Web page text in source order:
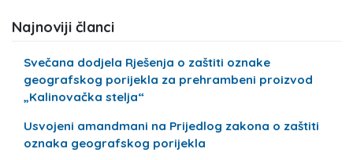
Najnoviji članci
Svečana dodjela Rješenja o zaštiti oznake
geografskog porijekla za prehrambeni proizvod
„Kalinovačka stelja“
Usvojeni amandmani na Prijedlog zakona o zaštiti
oznaka geografskog porijekla